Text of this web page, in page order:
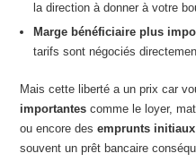
la direction à donner à votre
Marge bénéficiaire plus
tarifs sont négociés
Mais cette liberté a un prix car
importantes comme le loyer,
ou encore desemprunts initiaux
souvent un prêt bancaire